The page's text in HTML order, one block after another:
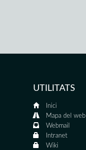
UTILITATS
Inici
Mapa del web
Webmail
Intranet
Wiki